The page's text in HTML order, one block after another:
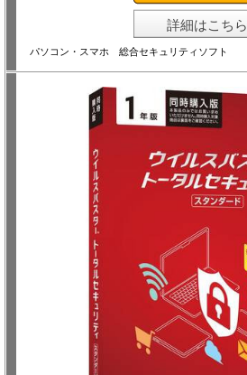
詳細はこちら
パソコン・スマホ 総合セキュリティソフト